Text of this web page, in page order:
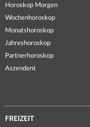
Horoskop Morgen
Wochenhoroskop
Monatshoroskop
Jahreshoroskop
Partnerhoroskop
Aszendent
FREIZEIT